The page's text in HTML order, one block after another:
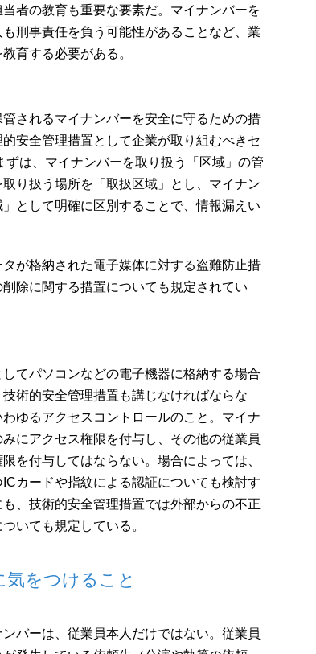
者の教育も重要な要素だ。マイナンバーを
刑事責任を負う可能性があることなど、業
育する必要がある。
されるマイナンバーを安全に守るための措
安全管理措置として企業が取り組むべきセ
は、マイナンバーを取り扱う「区域」の管
り扱う場所を「取扱区域」とし、マイナン
として明確に区別することで、情報漏えい
が格納された電子媒体に対する盗難防止措
除に関する措置についても規定されてい
てパソコンなどの電子機器に格納する場合
術的安全管理措置も講じなければならな
ゆるアクセスコントロールのこと。マイナ
にアクセス権限を付与し、その他の従業員
を付与してはならない。場合によっては、
カードや指紋による認証についても検討す
、技術的安全管理措置では外部からの不正
いても規定している。
をつけること
バーは、従業員本人だけではない。従業員